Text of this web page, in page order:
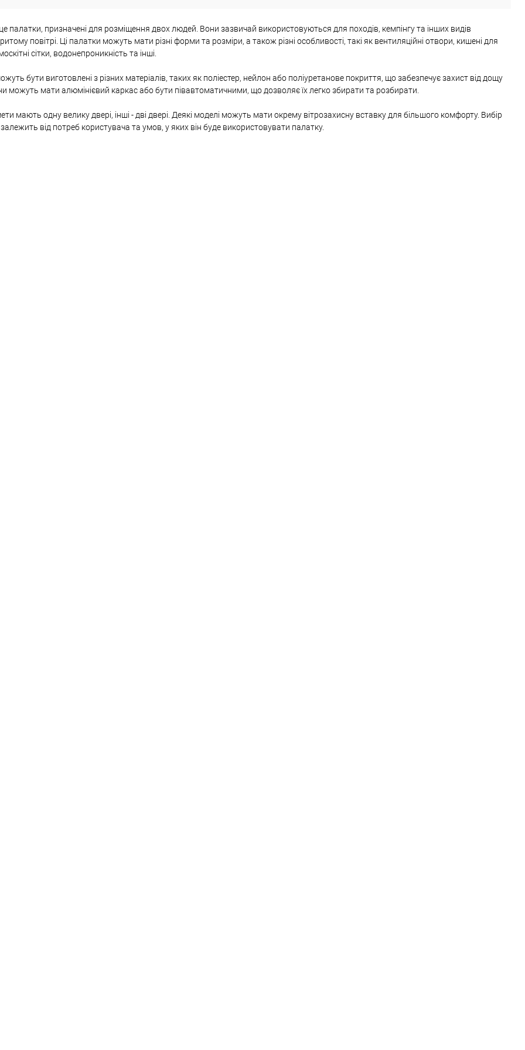
палатки, призначені для розміщення двох людей. Вони зазвичай використовуються для походів, кемпінгу та інших видів
повітрі. Ці палатки можуть мати різні форми та розміри, а також різні особливості, такі як вентиляційні отвори, кишені для
сітки, водонепроникність та інші.
бути виготовлені з різних матеріалів, таких як поліестер, нейлон або поліуретанове покриття, що забезпечує захист від дощу
можуть мати алюмінієвий каркас або бути півавтоматичними, що дозволяє їх легко збирати та розбирати.
мають одну велику двері, інші - дві двері. Деякі моделі можуть мати окрему вітрозахисну вставку для більшого комфорту. Вибір
залежить від потреб користувача та умов, у яких він буде використовувати палатку.